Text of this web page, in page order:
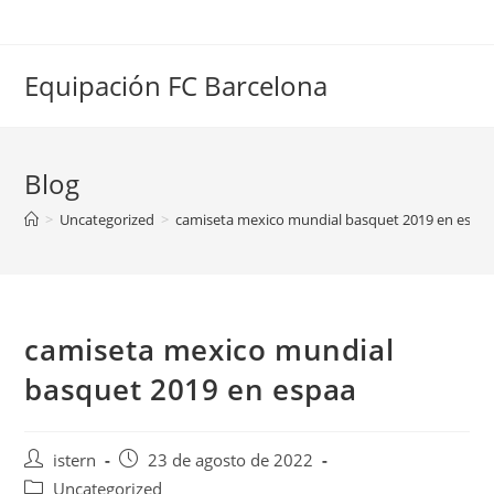
Equipación FC Barcelona
Blog
> Uncategorized > camiseta mexico mundial basquet 2019 en
camiseta mexico mundial
basquet 2019 en espaa
Autor
de
istern
Publicación
de
23 de agosto de 2022
Categoría
Uncategorized